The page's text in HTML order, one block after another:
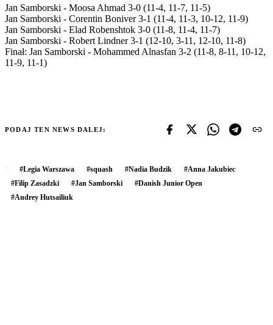
Jan Samborski - Moosa Ahmad 3-0 (11-4, 11-7, 11-5)
Jan Samborski - Corentin Boniver 3-1 (11-4, 11-3, 10-12, 11-9)
Jan Samborski - Elad Robenshtok 3-0 (11-8, 11-4, 11-7)
Jan Samborski - Robert Lindner 3-1 (12-10, 3-11, 12-10, 11-8)
Finał: Jan Samborski - Mohammed Alnasfan 3-2 (11-8, 8-11, 10-12,
11-9, 11-1)
PODAJ TEN NEWS DALEJ:
#Legia Warszawa #squash #Nadia Budzik #Anna Jakubiec
#Filip Zasadzki #Jan Samborski #Danish Junior Open
#Andrey Hutsailiuk